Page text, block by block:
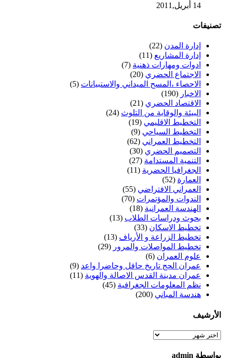
14 أبريل,2011
تصنيفات
إدارة المدن (22)
إدارة المشاريع (11)
ادوات ومهارات ذهنية (7)
الاجتماع الحضري (20)
الاحصاء ،المسح الميداني والاستبيانات (5)
الاخبار (190)
الاقتصاد الحضري (21)
البيئة والوقاية من التلوث (24)
التخطيط الاقليمي (19)
التخطيط السياحي (9)
التخطيط العمراني (62)
التصميم الحضري (30)
التنمية المستدامة (27)
الجغرافيا الحضرية (11)
العمارة (52)
العمراني الافتراضي (55)
الندوات والمؤتمرات (70)
الهندسة العمرانية (18)
بحوث ودراسات الطلاب (13)
تخطيط الاسكان (33)
تخطيط الزراعة و الأرياف (13)
تخطيط المواصلات والمرور (29)
علوم العمران (6)
عمران الحج تاريخ حافل وحاضرا واعد (9)
عمران مدينة القدس الاصالة والهوية (11)
نظم المعلومات الجغرافية (45)
هندسة المباني (200)
الأرشيف
الأرشيف
بواسطة admin